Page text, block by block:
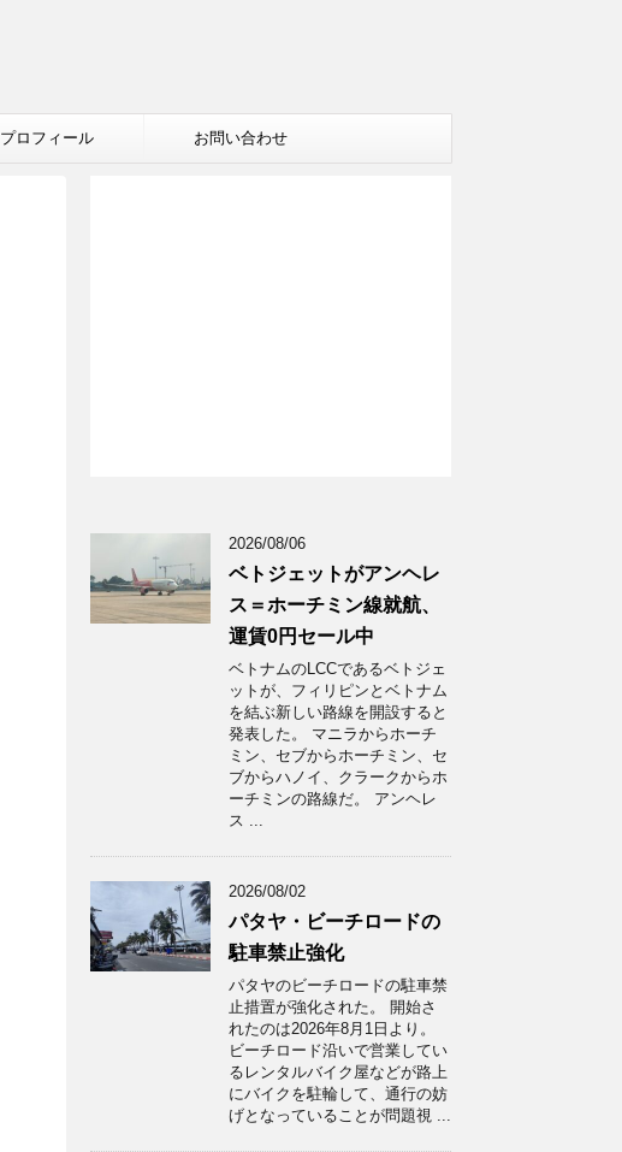
プロフィール お問い合わせ
2026/08/06
ベトジェットがアンヘレ
ス＝ホーチミン線就航、
運賃0円セール中
ベトナムのLCCであるベトジェ
ットが、フィリピンとベトナム
を結ぶ新しい路線を開設すると
発表した。 マニラからホーチ
ミン、セブからホーチミン、セ
ブからハノイ、クラークからホ
ーチミンの路線だ。 アンヘレ
ス ...
2026/08/02
パタヤ・ビーチロードの
駐車禁止強化
パタヤのビーチロードの駐車禁
止措置が強化された。 開始さ
れたのは2026年8月1日より。
ビーチロード沿いで営業してい
るレンタルバイク屋などが路上
にバイクを駐輪して、通行の妨
げとなっていることが問題視 ...